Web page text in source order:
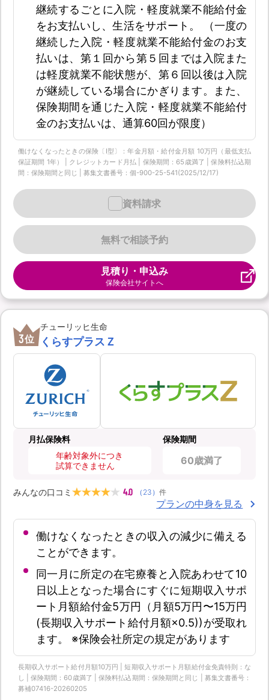
継続するごとに入院・軽度就業不能給付金
をお支払いし、生活をサポート。 （一度の
継続した入院・軽度就業不能給付金のお支
払いは、第１回から第５回までは入院また
は軽度就業不能状態が、第６回以後は入院
が継続している場合にかぎります。また、
保険期間を通じた入院・軽度就業不能給付
金のお支払いは、通算60回が限度）
働けなくなったときの保険〔Ⅰ型〕：年金月額・給付金月額 10万円（最低支払
保証期間 1年） | クレジットカード月払 | 保険期間：65歳満了 | 保険料払込期
間：保険期間と同じ | 募集文書番号：個-900-25-541(2025/12/17)
無料で相談予約
資料請求
見積り・申込み
保険会社サイトへ
3位
チューリッヒ生命
くらすプラスＺ
月払保険料
年齢対象外につき
試算できません
保険期間
60歳満了
みんなの口コミ 4.0 （ 23 ） 件
プランの中身を見る
働けなくなったときの収入の減少に備える
ことができます。
同一月に所定の在宅療養と入院あわせて10
日以上となった場合にすぐに短期収入サポ
ート月額給付金5万円（月額5万円〜15万円
(長期収入サポート給付月額×0.5))が受取れ
ます。 ※保険会社所定の規定があります
長期収入サポート給付月額10万円 | 短期収入サポート月額給付金免責特則：な
し | 保険期間：60歳満了 | 保険料払込期間：保険期間と同じ | 募集文書番号：
募補07416-20260205